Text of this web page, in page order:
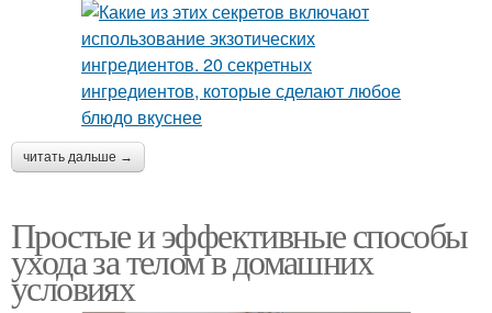
читать дальше →
Простые и эффективные способы
ухода за телом в домашних
условиях